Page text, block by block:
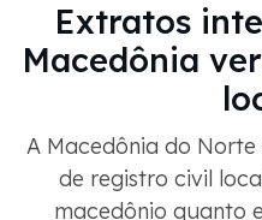
Extratos
Macedônia
A Macedônia do
de registro civil
macedônio quanto